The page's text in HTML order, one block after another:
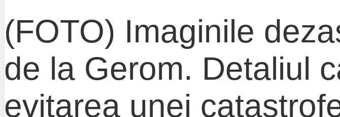
(FOTO) Imaginile
de la Gerom. Detaliul
evitarea unei